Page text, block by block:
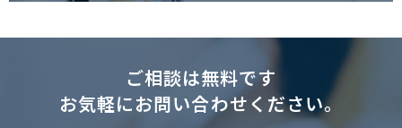
ご相談は無料です
お気軽にお問い合わせください。